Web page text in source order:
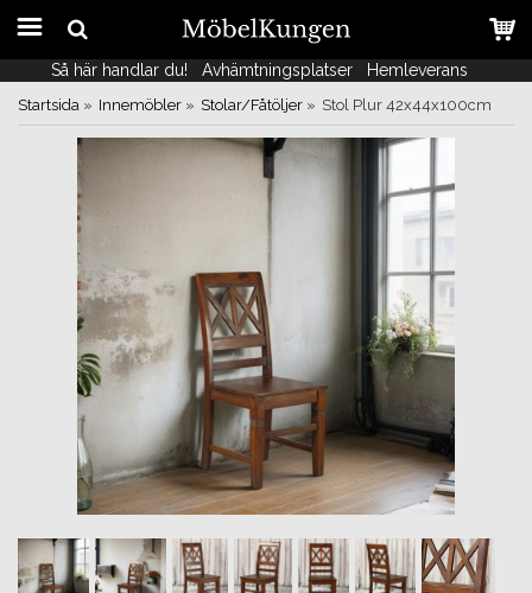
Så här handlar du! Avhämtningsplatser Hemleverans
Så här handlar du! Avhämtningsplatser Hemleverans
Startsida » Innemöbler » Stolar/Fåtöljer » Stol Plur 42x44x100cm